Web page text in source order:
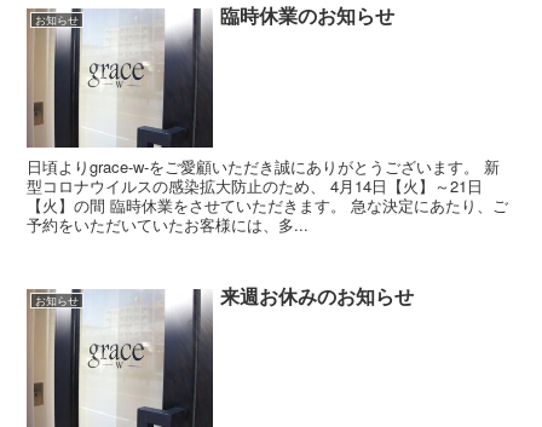
お知らせ 臨時休業のお知らせ
日頃よりgrace-w-をご愛顧いただき誠にありがとうございます。 新
型コロナウイルスの感染拡大防止のため、 4月14日【火】～21日
【火】の間 臨時休業をさせていただきます。 急な決定にあたり、ご
予約をいただいていたお客様には、多...
お知らせ 来週お休みのお知らせ